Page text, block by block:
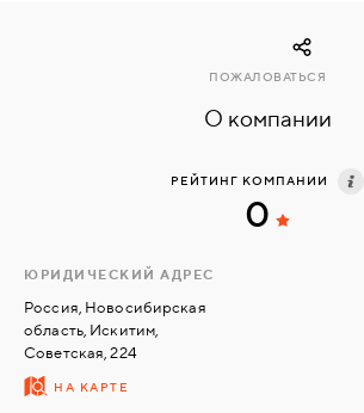
ЗАВКИ
ИНТЕРЕСНЫЕ
О компании
ПОЖАЛОВАТЬСЯ
РЕЙТИНГ КОМПАНИИ
0
ЮРИДИЧЕСКИЙ АДРЕС
Россия, Новосибирская
область, Искитим,
Советская, 224
НА КАРТЕ